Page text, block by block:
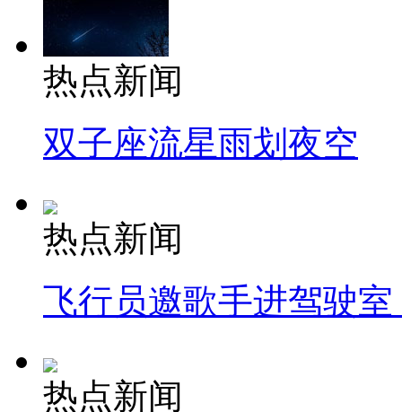
热点新闻
双子座流星雨划夜空
热点新闻
飞行员邀歌手进驾驶
热点新闻